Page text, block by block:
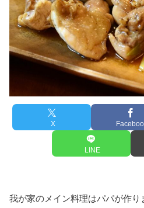
X
LINE
我が家のメイン料理はパパが作り